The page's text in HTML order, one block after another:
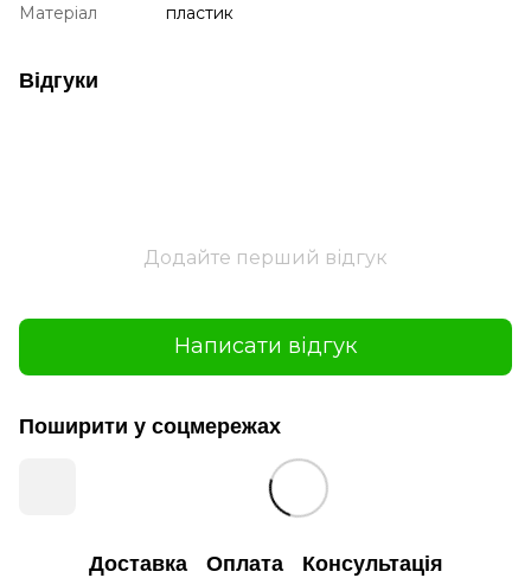
Матеріал
пластик
Відгуки
Додайте перший відгук
Написати відгук
Поширити у соцмережах
Доставка Оплата Консультація